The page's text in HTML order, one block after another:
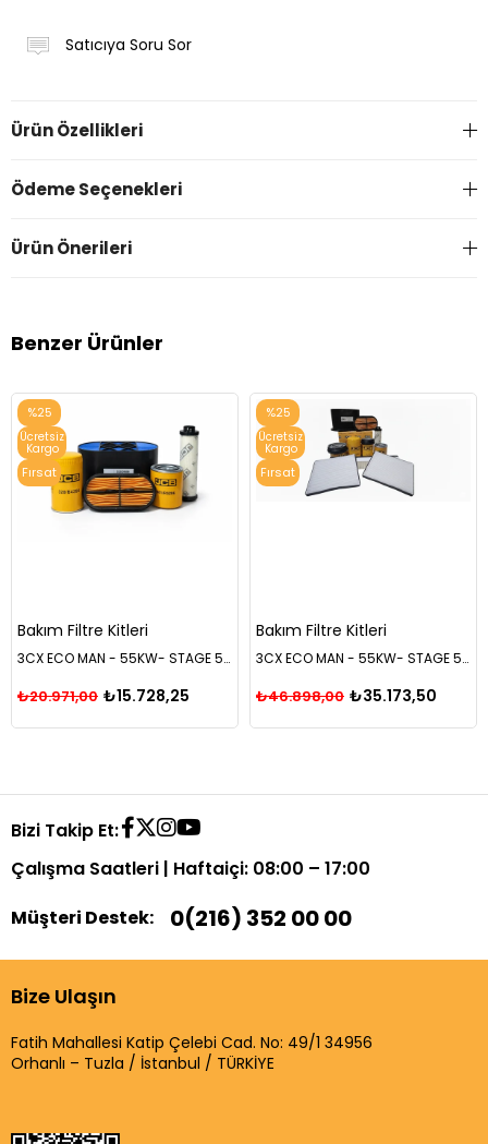
Satıcıya Soru Sor
Ürün Özellikleri
Ödeme Seçenekleri
Ürün Önerileri
Benzer Ürünler
Bakım Filtre Kitleri
3CX ECO MAN - 55KW- STAGE 5- 500 SAAT FİLTRE BAKIM KİTİ
₺15.728,25
₺20.971,00
%25
Ücretsiz
Kargo
Fırsat
Ürünü
Bakım Filtre Kitleri
3CX ECO MAN - 55KW- STAGE 5- 1000 SAAT FİLTRE BAKIM KİTİ
₺35.173,50
₺46.898,00
%25
Ücretsiz
Kargo
Fırsat
Bizi Takip Et:
Çalışma Saatleri | Haftaiçi: 08:00 – 17:00
Müşteri Destek:
0(216) 352 00 00
Bize Ulaşın
Fatih Mahallesi Katip Çelebi Cad. No: 49/1 34956
Orhanlı – Tuzla / İstanbul / TÜRKİYE